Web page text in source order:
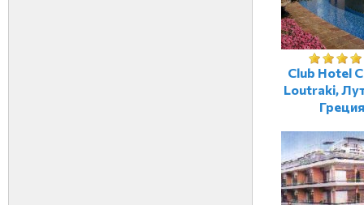
Club Hotel
Loutraki,
Греция